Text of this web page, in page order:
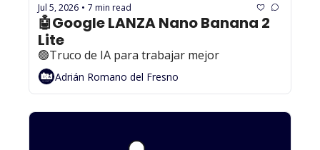
Jul 5, 2026 • 7 min read
🤖Google LANZA Nano Banana 2
Lite
🟢Truco de IA para trabajar mejor
Adrián Romano del Fresno